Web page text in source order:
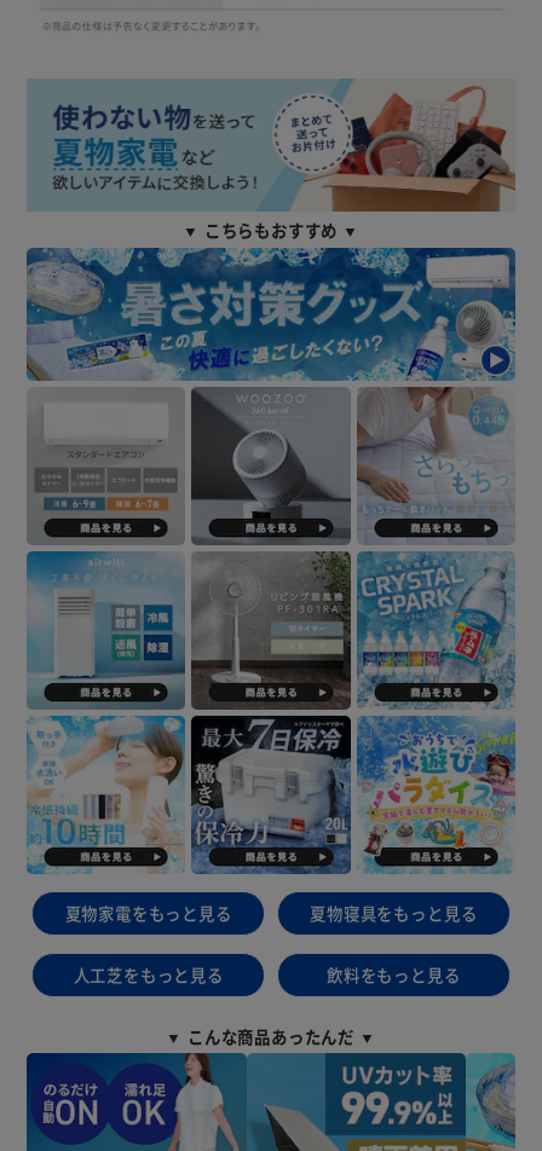
▼ こちらもおすすめ ▼
夏物家電をもっと見る 夏物寝具をもっと見る
人工芝をもっと見る 飲料をもっと見る
▼ こんな商品あったんだ ▼